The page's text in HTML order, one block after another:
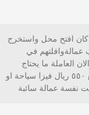
كان افتح محل واستخرج
عمالةوافلتهم في
العاملة ما يحتاج
كفيل يدفع ٥٥٠ ريال فيزا سياحة او
نفسة عمالة سائبة